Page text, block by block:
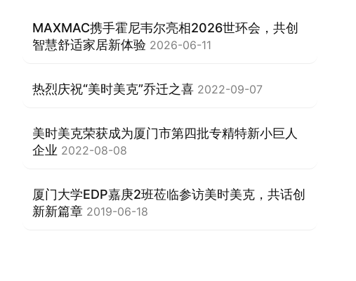
MAXMAC携手霍尼韦尔亮相2026世环会，共创
智慧舒适家居新体验 2026-06-11
热烈庆祝“美时美克”乔迁之喜 2022-09-07
美时美克荣获成为厦门市第四批专精特新小巨人
企业 2022-08-08
厦门大学EDP嘉庚2班莅临参访美时美克，共话创
新新篇章 2019-06-18